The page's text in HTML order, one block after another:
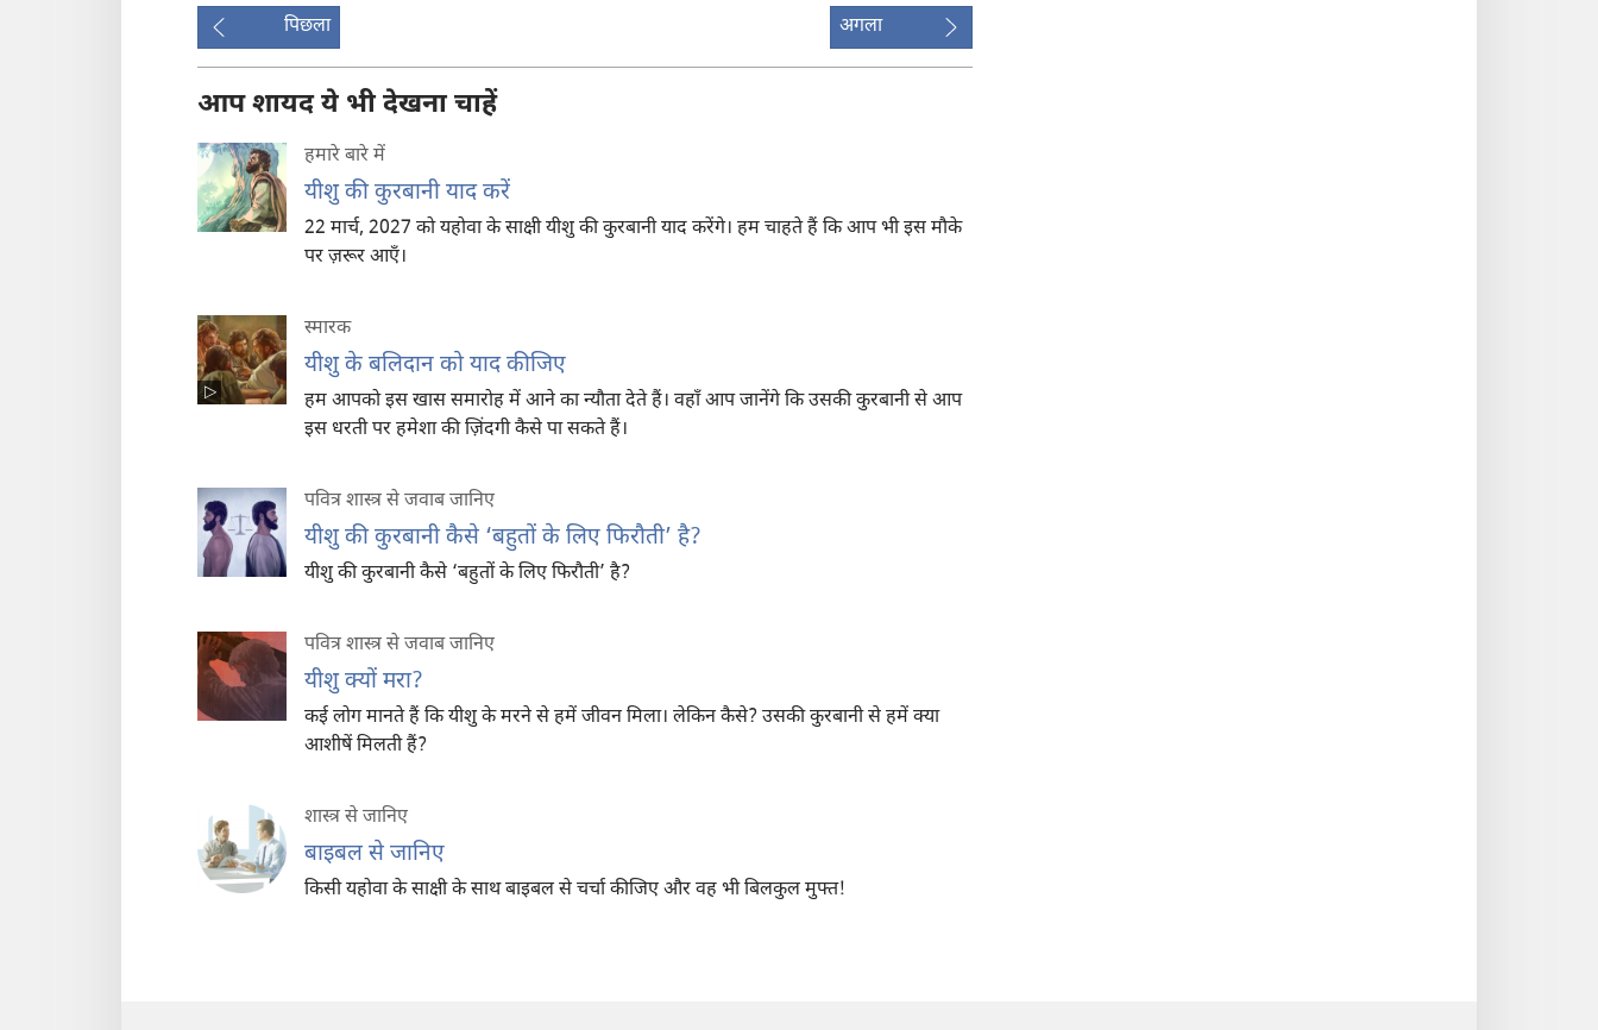
पिछला अगला
आप शायद ये भी देखना चाहें
हमारे बारे में
यीशु की कुरबानी याद करें
22 मार्च, 2027 को यहोवा के साक्षी यीशु की कुरबानी याद करेंगे। हम चाहते हैं कि आप भी इस मौके
पर ज़रूर आएँ।
स्मारक
यीशु के बलिदान को याद कीजिए
हम आपको इस खास समारोह में आने का न्यौता देते हैं। वहाँ आप जानेंगे कि उसकी कुरबानी से आप
इस धरती पर हमेशा की ज़िंदगी कैसे पा सकते हैं।
पवित्र शास्त्र से जवाब जानिए
यीशु की कुरबानी कैसे ‘बहुतों के लिए फिरौती’ है?
यीशु की कुरबानी कैसे ‘बहुतों के लिए फिरौती’ है?
पवित्र शास्त्र से जवाब जानिए
यीशु क्यों मरा?
कई लोग मानते हैं कि यीशु के मरने से हमें जीवन मिला। लेकिन कैसे? उसकी कुरबानी से हमें क्या
आशीषें मिलती हैं?
शास्त्र से जानिए
बाइबल से जानिए
किसी यहोवा के साक्षी के साथ बाइबल से चर्चा कीजिए और वह भी बिलकुल मुफ्त!